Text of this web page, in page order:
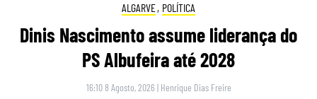
ALGARVE, POLÍTICA
Dinis Nascimento assume liderança do
PS Albufeira até 2028
16:10 8 Agosto, 2026 | Henrique Dias Freire